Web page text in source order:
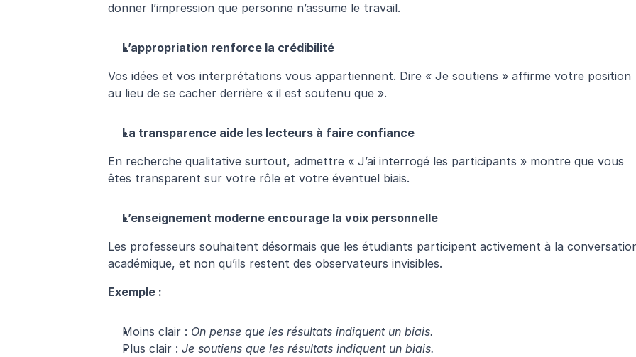
donner l’impression que personne n’assume le travail.
L’appropriation renforce la crédibilité
Vos idées et vos interprétations vous appartiennent. Dire « Je soutiens » affirme votre position
au lieu de se cacher derrière « il est soutenu que ».
La transparence aide les lecteurs à faire confiance
En recherche qualitative surtout, admettre « J’ai interrogé les participants » montre que vous
êtes transparent sur votre rôle et votre éventuel biais.
L’enseignement moderne encourage la voix personnelle
Les professeurs souhaitent désormais que les étudiants participent activement à la
académique, et non qu’ils restent des observateurs invisibles.
Exemple :
Moins clair : On pense que les résultats indiquent un biais.
Plus clair : Je soutiens que les résultats indiquent un biais.